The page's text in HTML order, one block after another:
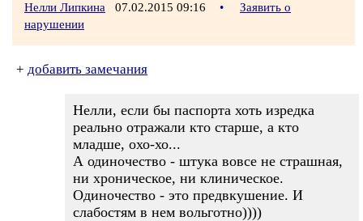
Нелли Липкина 07.02.2015 09:16 •
Заявить о
нарушении
+ добавить замечания
Нелли, если бы паспорта хоть изредка
реально отражали кто старше, а кто
младше, охо-хо...
А одиночество - штука вовсе не страшная,
ни хроническое, ни клиническое.
Одиночество - это предвкушение. И
слабостям в нем вольготно))))